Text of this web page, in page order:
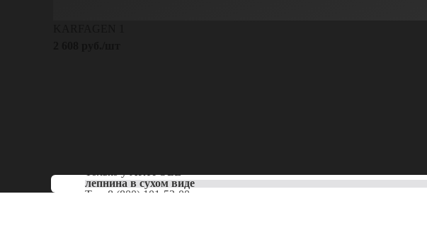
Только уARTPOLE
лепнина в сухом виде
Тел: 8 (800) 101-53-00